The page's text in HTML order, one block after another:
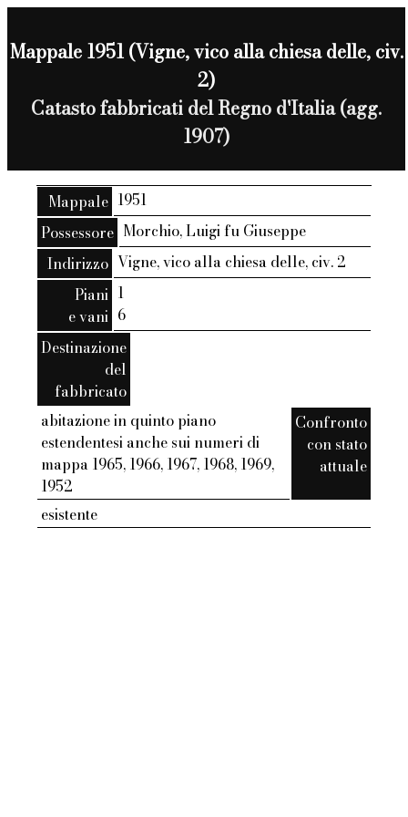
Mappale 1951 (Vigne, vico alla chiesa delle, civ.
2)
Catasto fabbricati del Regno d'Italia (agg.
1907)
Mappale 1951
Possessore Morchio, Luigi fu Giuseppe
Indirizzo Vigne, vico alla chiesa delle, civ. 2
Piani
e vani
1
6
Destinazione
del
fabbricato
abitazione in quinto piano
estendentesi anche sui numeri di
mappa 1965, 1966, 1967, 1968, 1969,
1952
Confronto
con stato
attuale
esistente